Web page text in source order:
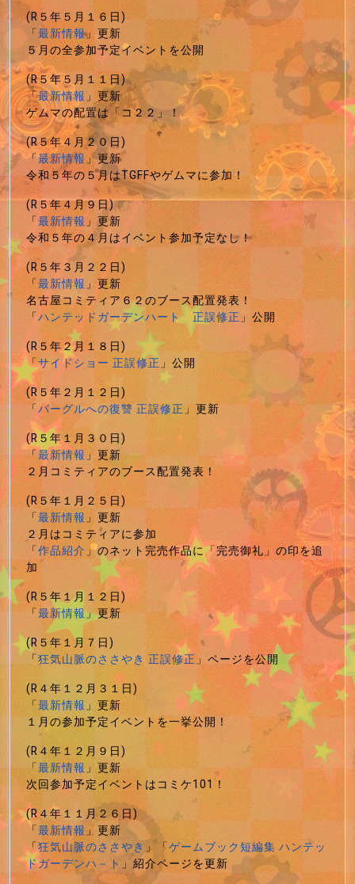
(R５年５月１６日)
「最新情報」更新
５月の全参加予定イベントを公開
(R５年５月１１日)
「最新情報」更新
ゲムマの配置は「コ２２」！
(R５年４月２０日)
「最新情報」更新
令和５年の５月はTGFFやゲムマに参加！
(R５年４月９日)
「最新情報」更新
令和５年の４月はイベント参加予定なし！
(R５年３月２２日)
「最新情報」更新
名古屋コミティア６２のブース配置発表！
「ハンテッドガーデンハート 正誤修正」公開
(R５年２月１８日)
「サイドショー 正誤修正」公開
(R５年２月１２日)
「バーグルへの復讐 正誤修正」更新
(R５年１月３０日)
「最新情報」更新
２月コミティアのブース配置発表！
(R５年１月２５日)
「最新情報」更新
２月はコミティアに参加
「作品紹介」のネット完売作品に「完売御礼」の印を追
加
(R５年１月１２日)
「最新情報」更新
(R５年１月７日)
「狂気山脈のささやき 正誤修正」ページを公開
(R４年１２月３１日)
「最新情報」更新
１月の参加予定イベントを一挙公開！
(R４年１２月９日)
「最新情報」更新
次回参加予定イベントはコミケ101！
(R４年１１月２６日)
「最新情報」更新
「狂気山脈のささやき 」「ゲームブック短編集 ハンテッ
ドガーデンハ－ト 」紹介ページを更新